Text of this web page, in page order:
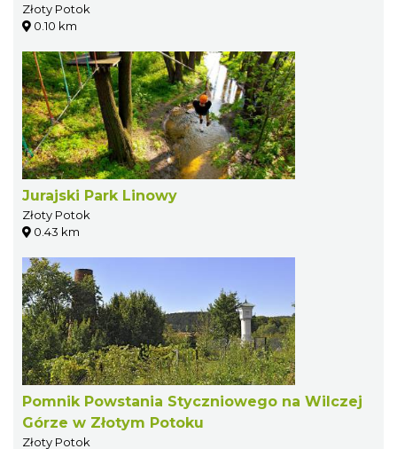
Złoty Potok
0.10 km
Jurajski Park Linowy
Złoty Potok
0.43 km
Pomnik Powstania Styczniowego na Wilczej
Górze w Złotym Potoku
Złoty Potok